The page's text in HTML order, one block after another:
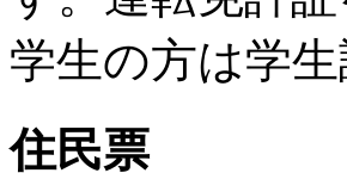
学生の方は学
住民票